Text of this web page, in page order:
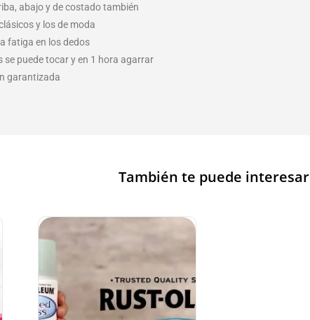
abajo y de costado también
y los de moda
fatiga en los dedos
se puede tocar y en 1 hora agarrar
garantizada
También te puede interesar